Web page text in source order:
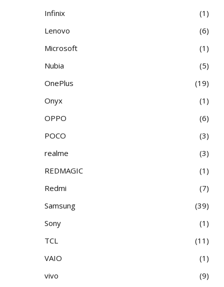
Infinix
1
Lenovo
6
Microsoft
1
Nubia
5
OnePlus
19
Onyx
1
OPPO
6
POCO
3
realme
3
REDMAGIC
1
Redmi
7
Samsung
39
Sony
1
TCL
11
VAIO
1
vivo
9